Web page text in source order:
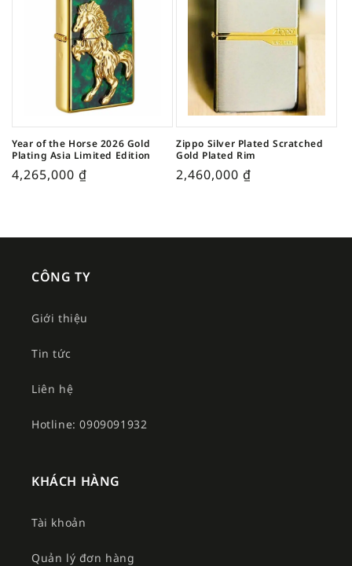
Year of the Horse 2026 Gold
Plating Asia Limited Edition
4,265,000 ₫
Zippo Silver Plated Scratched
Gold Plated Rim
2,460,000 ₫
CÔNG TY
Giới thiệu
Tin tức
Liên hệ
Hotline: 0909091932
KHÁCH HÀNG
Tài khoản
Quản lý đơn hàng